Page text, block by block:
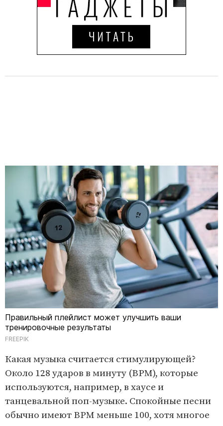
Правильный плейлист может улучшить ваши
тренировочные результаты
FREEPIK
Какая музыка считается стимулирующей?
Около 128 ударов в минуту (BPM), которые
используются, например, в хаусе и
танцевальной поп-музыке. Спокойные песни
обычно имеют BPM меньше 100, хотя многое